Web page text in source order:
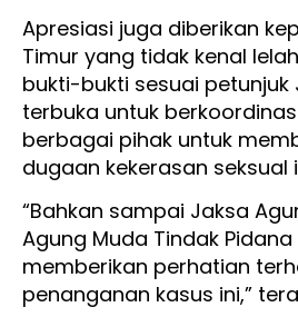
Apresiasi juga diberikan
Timur yang tidak kenal
bukti-bukti sesuai petunjuk
terbuka untuk
berbagai pihak untuk
dugaan kekerasan seksual
“Bahkan sampai Jaksa
Agung Muda Tindak
memberikan perhatian
penanganan kasus ini,”